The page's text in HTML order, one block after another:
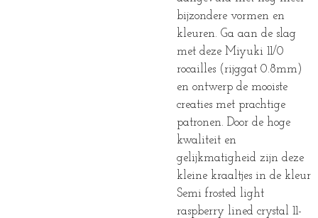
bijzondere vormen en
kleuren. Ga aan de slag
met deze Miyuki 11/0
rocailles (rijggat 0.8mm)
en ontwerp de mooiste
creaties met prachtige
patronen. Door de hoge
kwaliteit en
gelijkmatigheid zijn deze
kleine kraaltjes in de kleur
Semi frosted light
raspberry lined crystal 11-